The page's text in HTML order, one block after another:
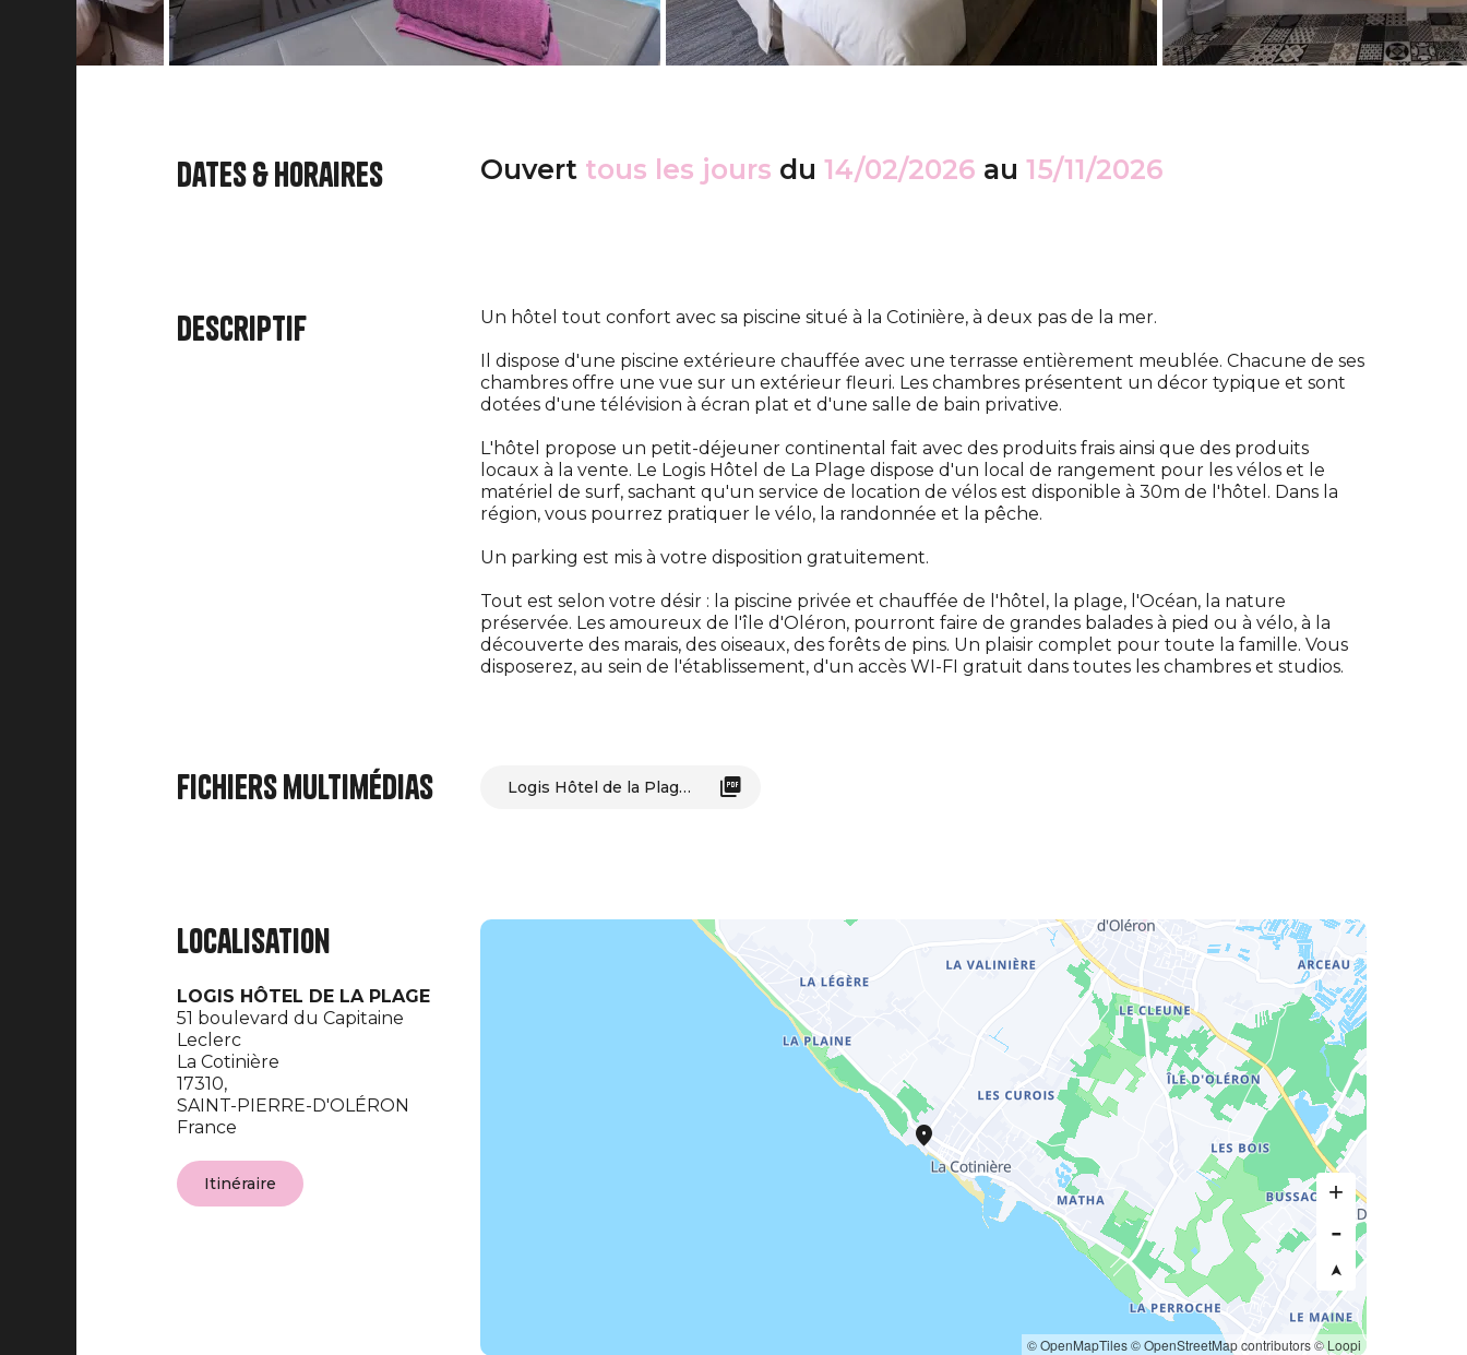
Dates & horaires Ouvert tous les jours du 14/02/2026 au 15/11/2026
Descriptif Un hôtel tout confort avec sa piscine situé à la Cotinière, à deux pas de la mer.
Il dispose d'une piscine extérieure chauffée avec une terrasse entièrement meublée. Chacune de ses
chambres offre une vue sur un extérieur fleuri. Les chambres présentent un décor typique et sont
dotées d'une télévision à écran plat et d'une salle de bain privative.
L'hôtel propose un petit-déjeuner continental fait avec des produits frais ainsi que des produits
locaux à la vente. Le Logis Hôtel de La Plage dispose d'un local de rangement pour les vélos et le
matériel de surf, sachant qu'un service de location de vélos est disponible à 30m de l'hôtel. Dans la
région, vous pourrez pratiquer le vélo, la randonnée et la pêche.
Un parking est mis à votre disposition gratuitement.
Tout est selon votre désir : la piscine privée et chauffée de l'hôtel, la plage, l'Océan, la nature
préservée. Les amoureux de l'île d'Oléron, pourront faire de grandes balades à pied ou à vélo, à la
découverte des marais, des oiseaux, des forêts de pins. Un plaisir complet pour toute la famille. Vous
disposerez, au sein de l'établissement, d'un accès WI-FI gratuit dans toutes les chambres et studios.
Fichiers multimédias Logis Hôtel de la Plage_Saint-Pierre-d'Oléron
Localisation
LOGIS HÔTEL DE LA PLAGE
51 boulevard du Capitaine
Leclerc
La Cotinière
17310,
SAINT-PIERRE-D'OLÉRON
France
Itinéraire
© OpenMapTiles© OpenStreetMap contributors© Loopi